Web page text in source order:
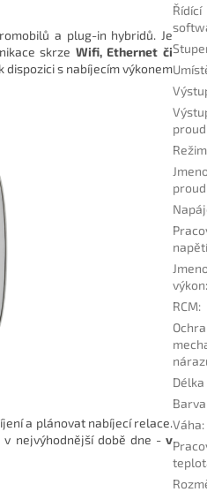
a plug-in hybridů. Je
skrze Wifi, Ethernet či
dispozici s nabíjecím výkonem
a plánovat nabíjecí relace.
v nejvýhodnější době dne -v
Řídící
proud
proud
výkon:
RCM:
Barva
Váha: